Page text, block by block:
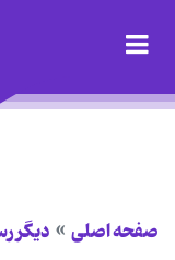
صفحه اصلی دیگر